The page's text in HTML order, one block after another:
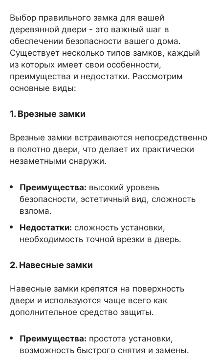
Выбор правильного замка для вашей
деревянной двери - это важный шаг в
обеспечении безопасности вашего дома.
Существует несколько типов замков, каждый
из которых имеет свои особенности,
преимущества и недостатки. Рассмотрим
основные виды:
1. Врезные замки
Врезные замки встраиваются непосредственно
в полотно двери, что делает их практически
незаметными снаружи.
Преимущества: высокий уровень
безопасности, эстетичный вид, сложность
взлома.
Недостатки: сложность установки,
необходимость точной врезки в дверь.
2. Навесные замки
Навесные замки крепятся на поверхность
двери и используются чаще всего как
дополнительное средство защиты.
Преимущества: простота установки,
возможность быстрого снятия и замены.